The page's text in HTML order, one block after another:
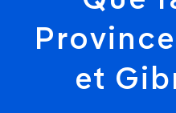
et